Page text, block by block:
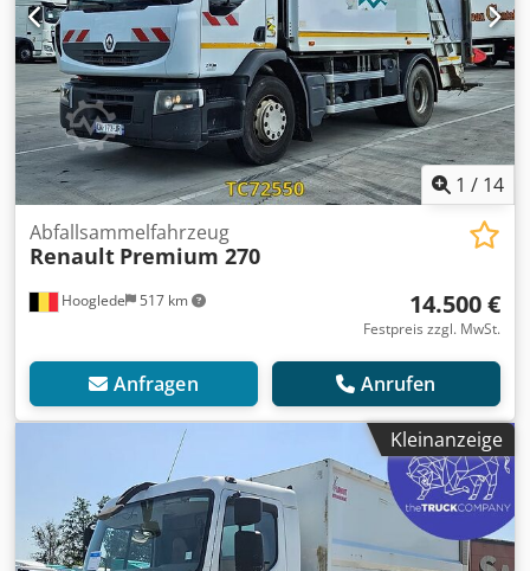
1 / 14
Hooglede 517 km
Abfallsammelfahrzeug
Renault Premium 270
14.500 €
Festpreis zzgl. MwSt.
Anfragen Anrufen
Kleinanzeige